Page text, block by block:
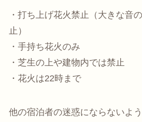
・打ち上げ花火禁止（大きな音
止）
・手持ち花火のみ
・芝生の上や建物内では禁止
・花火は22時まで
他の宿泊者の迷惑にならないよ